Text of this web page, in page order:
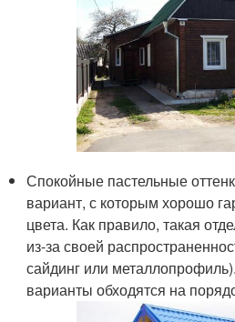
Спокойные пастельные
вариант, с которым хорошо
цвета. Как правило, такая
из-за своей
сайдинг или
варианты обходятся на